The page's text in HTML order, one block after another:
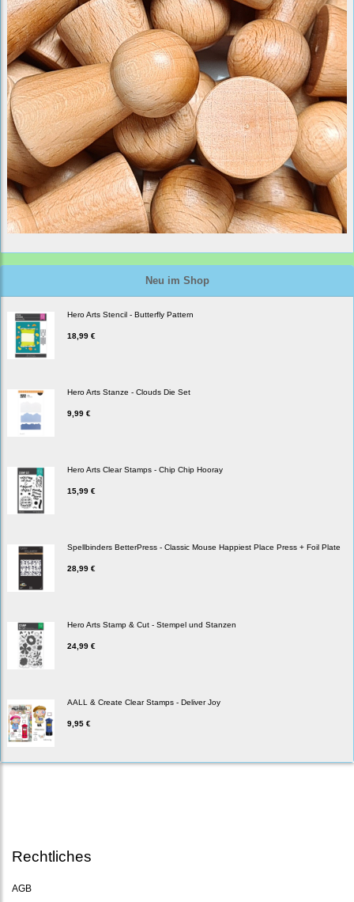
Neu im Shop
Hero Arts Stencil - Butterfly Pattern
18,99 €
Hero Arts Stanze - Clouds Die Set
9,99 €
Hero Arts Clear Stamps - Chip Chip Hooray
15,99 €
Spellbinders BetterPress - Classic Mouse Happiest Place Press + Foil Plate
28,99 €
Hero Arts Stamp & Cut - Stempel und Stanzen
24,99 €
AALL & Create Clear Stamps - Deliver Joy
9,95 €
Rechtliches
AGB